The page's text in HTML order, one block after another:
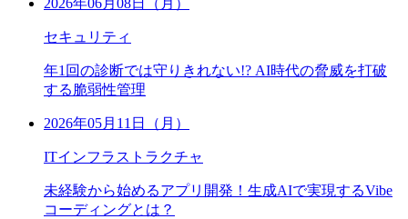
2026年06月08日（月）
セキュリティ
年1回の診断では守りきれない!? AI時代の脅威を打破
する脆弱性管理
2026年05月11日（月）
ITインフラストラクチャ
未経験から始めるアプリ開発！生成AIで実現するVibe
コーディングとは？